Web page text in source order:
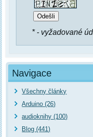
* - vyžadované
Navigace
Všechny články
Arduino (26)
audioknihy (100)
Blog (441)